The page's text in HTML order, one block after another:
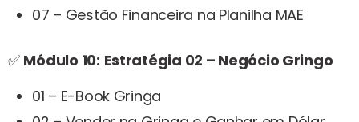
07 – Gestão Financeira na Planilha MAE
✅ Módulo 10: Estratégia 02 – Negócio Gringo
01 – E-Book Gringa